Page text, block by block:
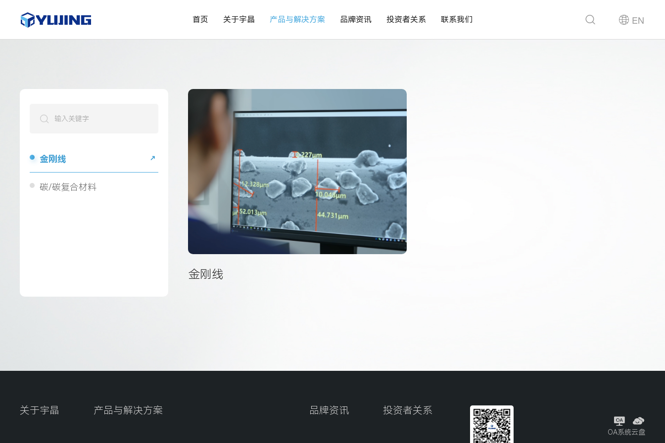
首页 关于宇晶 产品与解决方案 品牌资讯 投资者关系 联系我们 EN
金刚线
碳/碳复合材料
金刚线
关于宇晶 产品与解决方案 品牌资讯 投资者关系
OA系统云盘